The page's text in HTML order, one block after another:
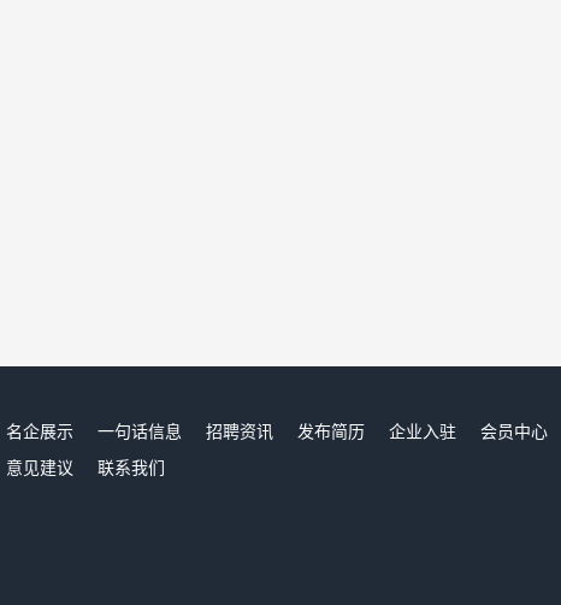
名企展示 一句话信息 招聘资讯 发布简历 企业入驻 会员中心
意见建议 联系我们